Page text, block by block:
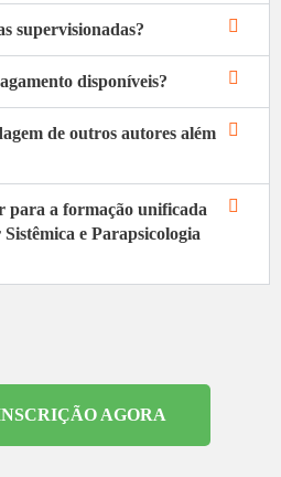
supervisionadas?
disponíveis?
de outros autores além
para a formação unificada
e Parapsicologia
AGORA